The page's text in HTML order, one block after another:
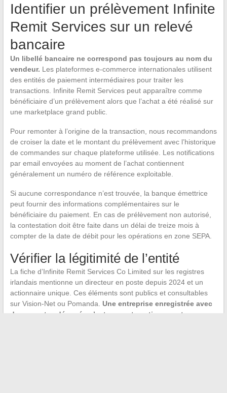
Identifier un prélèvement Infinite
Remit Services sur un relevé
bancaire
Un libellé bancaire ne correspond pas toujours au nom du
vendeur. Les plateformes e-commerce internationales utilisent
des entités de paiement intermédiaires pour traiter les
transactions. Infinite Remit Services peut apparaître comme
bénéficiaire d’un prélèvement alors que l’achat a été réalisé sur
une marketplace grand public.
Pour remonter à l’origine de la transaction, nous recommandons
de croiser la date et le montant du prélèvement avec l’historique
de commandes sur chaque plateforme utilisée. Les notifications
par email envoyées au moment de l’achat contiennent
généralement un numéro de référence exploitable.
Si aucune correspondance n’est trouvée, la banque émettrice
peut fournir des informations complémentaires sur le
bénéficiaire du paiement. En cas de prélèvement non autorisé,
la contestation doit être faite dans un délai de treize mois à
compter de la date de débit pour les opérations en zone SEPA.
Vérifier la légitimité de l’entité
La fiche d’Infinite Remit Services Co Limited sur les registres
irlandais mentionne un directeur en poste depuis 2024 et un
actionnaire unique. Ces éléments sont publics et consultables
sur Vision-Net ou Pomanda. Une entreprise enregistrée avec
des comptes déposés n’est pas automatiquement